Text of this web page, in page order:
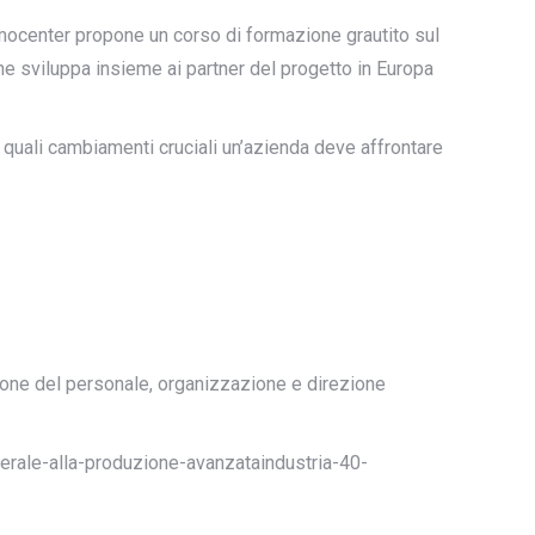
propone un corso di formazione grautito sul
sviluppa insieme ai partner del progetto in Europa
cambiamenti cruciali un’azienda deve affrontare
del personale, organizzazione e direzione
alla-produzione-avanzataindustria-40-